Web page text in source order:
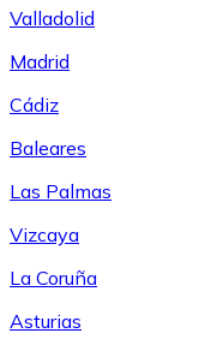
Valladolid
Madrid
Cádiz
Baleares
Las Palmas
Vizcaya
La Coruña
Asturias